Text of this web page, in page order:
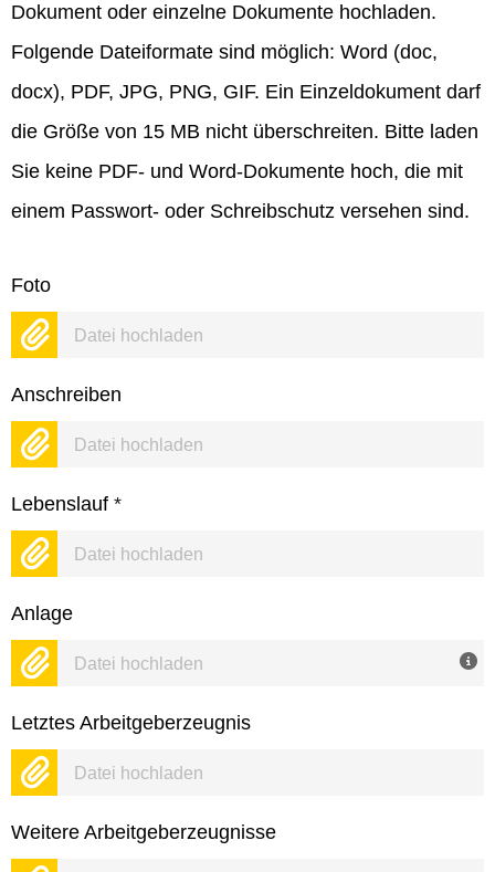
Dokument oder einzelne Dokumente hochladen.
Folgende Dateiformate sind möglich: Word (doc,
docx), PDF, JPG, PNG, GIF. Ein Einzeldokument darf
die Größe von 15 MB nicht überschreiten. Bitte laden
Sie keine PDF- und Word-Dokumente hoch, die mit
einem Passwort- oder Schreibschutz versehen sind.
Foto
Datei hochladen
Anschreiben
Datei hochladen
Lebenslauf *
Datei hochladen
Anlage
Datei hochladen
Letztes Arbeitgeberzeugnis
Datei hochladen
Weitere Arbeitgeberzeugnisse